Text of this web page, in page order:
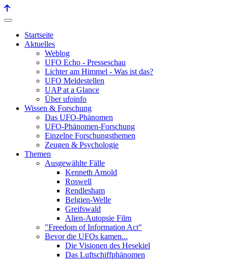
Startseite
Aktuelles
Weblog
UFO Echo - Presseschau
Lichter am Himmel - Was ist das?
UFO Meldestellen
UAP at a Glance
Über ufoinfo
Wissen & Forschung
Das UFO-Phänomen
UFO-Phänomen-Forschung
Einzelne Forschungsthemen
Zeugen & Psychologie
Themen
Ausgewählte Fälle
Kenneth Arnold
Roswell
Rendlesham
Belgien-Welle
Greifswald
Alien-Autopsie Film
"Freedom of Information Act"
Bevor die UFOs kamen...
Die Visionen des Hesekiel
Das Luftschiffphänomen